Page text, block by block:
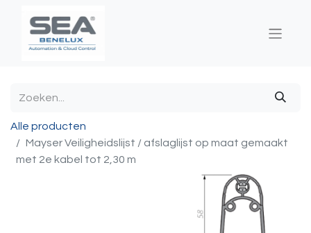
Alle producten
Mayser Veiligheidslijst / afslaglijst op maat gemaakt
met 2e kabel tot 2,30 m